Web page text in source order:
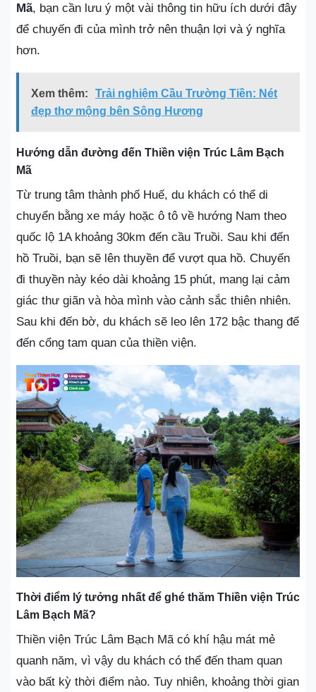
Mã, bạn cần lưu ý một vài thông tin hữu ích dưới đây
để chuyến đi của mình trở nên thuận lợi và ý nghĩa
hơn.
Xem thêm:
Trải nghiệm Cầu Trường Tiền: Nét
đẹp thơ mộng bên Sông Hương
Hướng dẫn đường đến Thiền viện Trúc Lâm Bạch
Mã
Từ trung tâm thành phố Huế, du khách có thể di
chuyển bằng xe máy hoặc ô tô về hướng Nam theo
quốc lộ 1A khoảng 30km đến cầu Truồi. Sau khi đến
hồ Truồi, bạn sẽ lên thuyền để vượt qua hồ. Chuyến
đi thuyền này kéo dài khoảng 15 phút, mang lại cảm
giác thư giãn và hòa mình vào cảnh sắc thiên nhiên.
Sau khi đến bờ, du khách sẽ leo lên 172 bậc thang để
đến cổng tam quan của thiền viện.
Thời điểm lý tưởng nhất để ghé thăm Thiền viện Trúc
Lâm Bạch Mã?
Thiền viện Trúc Lâm Bạch Mã có khí hậu mát mẻ
quanh năm, vì vậy du khách có thể đến tham quan
vào bất kỳ thời điểm nào. Tuy nhiên, khoảng thời gian